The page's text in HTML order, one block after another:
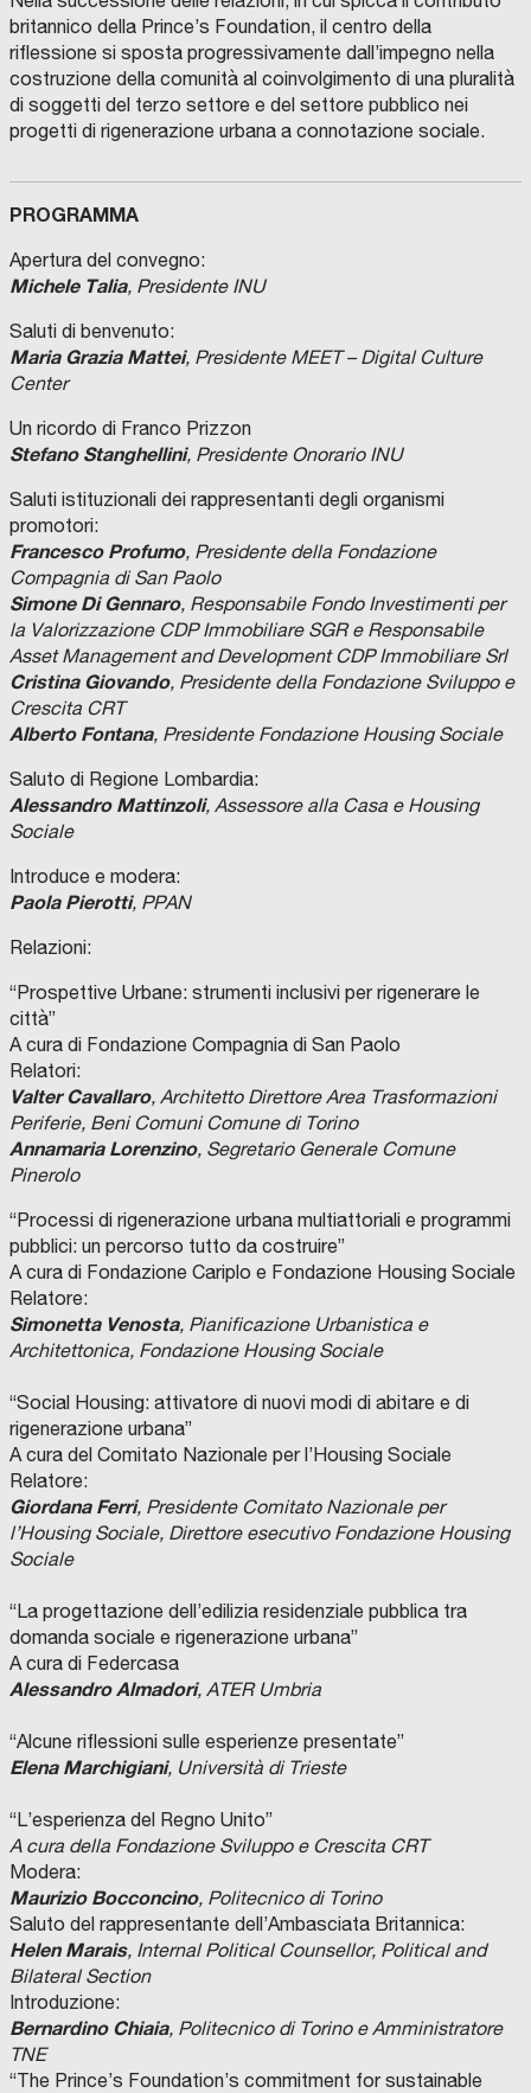
britannico della Prince’s Foundation, il centro della
riflessione si sposta progressivamente dall’impegno nella
costruzione della comunità al coinvolgimento di una pluralità
di soggetti del terzo settore e del settore pubblico nei
progetti di rigenerazione urbana a connotazione sociale.
PROGRAMMA
Apertura del convegno:
Michele Talia, Presidente INU
Saluti di benvenuto:
Maria Grazia Mattei, Presidente MEET – Digital Culture
Center
Un ricordo di Franco Prizzon
Stefano Stanghellini, Presidente Onorario INU
Saluti istituzionali dei rappresentanti degli organismi
promotori:
Francesco Profumo, Presidente della Fondazione
Compagnia di San Paolo
Simone Di Gennaro, Responsabile Fondo Investimenti per
la Valorizzazione CDP Immobiliare SGR e Responsabile
Asset Management and Development CDP Immobiliare Srl
Cristina Giovando, Presidente della Fondazione Sviluppo e
Crescita CRT
Alberto Fontana, Presidente Fondazione Housing Sociale
Saluto di Regione Lombardia:
Alessandro Mattinzoli, Assessore alla Casa e Housing
Sociale
Introduce e modera:
Paola Pierotti, PPAN
Relazioni:
“Prospettive Urbane: strumenti inclusivi per rigenerare le
città”
A cura di Fondazione Compagnia di San Paolo
Relatori:
Valter Cavallaro, Architetto Direttore Area Trasformazioni
Periferie, Beni Comuni Comune di Torino
Annamaria Lorenzino, Segretario Generale Comune
Pinerolo
“Processi di rigenerazione urbana multiattoriali e programmi
pubblici: un percorso tutto da costruire”
A cura di Fondazione Cariplo e Fondazione Housing Sociale
Relatore:
Simonetta Venosta, Pianificazione Urbanistica e
Architettonica, Fondazione Housing Sociale
“Social Housing: attivatore di nuovi modi di abitare e di
rigenerazione urbana”
A cura del Comitato Nazionale per l’Housing Sociale
Relatore:
Giordana Ferri, Presidente Comitato Nazionale per
l’Housing Sociale, Direttore esecutivo Fondazione Housing
Sociale
“La progettazione dell’edilizia residenziale pubblica tra
domanda sociale e rigenerazione urbana”
A cura di Federcasa
Alessandro Almadori, ATER Umbria
“Alcune riflessioni sulle esperienze presentate”
Elena Marchigiani, Università di Trieste
“L’esperienza del Regno Unito”
A cura della Fondazione Sviluppo e Crescita CRT
Modera:
Maurizio Bocconcino, Politecnico di Torino
Saluto del rappresentante dell’Ambasciata Britannica:
Helen Marais, Internal Political Counsellor, Political and
Bilateral Section
Introduzione:
Bernardino Chiaia, Politecnico di Torino e Amministratore
TNE
“The Prince’s Foundation’s commitment for sustainable